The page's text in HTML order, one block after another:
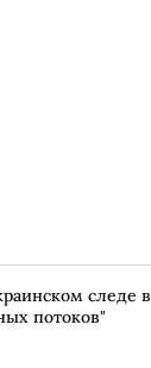
следе в
потоков"